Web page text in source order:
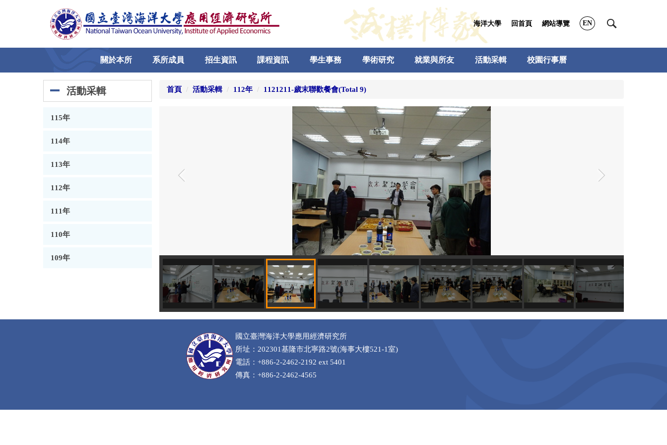
區
海洋大學 回首頁 網站導覽 EN
關於本所 系所成員 招生資訊 課程資訊 學生事務 學術研究 就業與所友 活動采輯 校園行事曆
活動采輯
115年
114年
113年
112年
111年
110年
109年
首頁 活動采輯 112年 1121211-歲末聯歡餐會(Total 9)
國立臺灣海洋大學應用經濟研究所
所址：202301基隆市北寧路2號(海事大樓521-1室)
電話：+886-2-2462-2192 ext 5401
傳真：+886-2-2462-4565